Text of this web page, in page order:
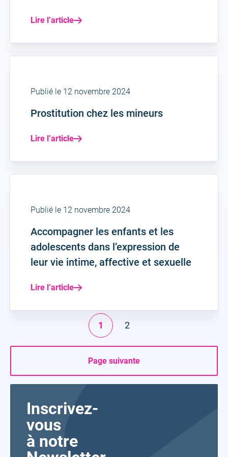
Lire l’article
Publié le 12 novembre 2024
Prostitution chez les mineurs
Lire l’article
Publié le 12 novembre 2024
Accompagner les enfants et les
adolescents dans l’expression de
leur vie intime, affective et sexuelle
Lire l’article
1 2
Page suivante
Inscrivez-
vous
à notre